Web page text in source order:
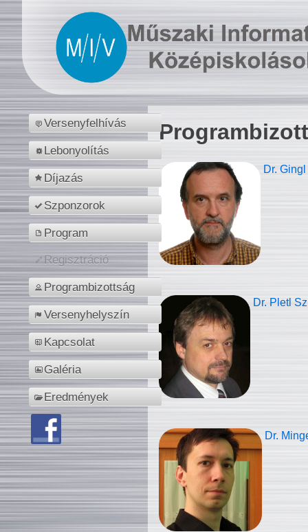
Versenyfelhívás
Lebonyolítás
Díjazás
Szponzorok
Program
Regisztráció
Programbizottság
Versenyhelyszín
Kapcsolat
Galéria
Eredmények
Dr.
Dr. Pletl
Dr.